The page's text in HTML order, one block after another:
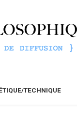
TECHNIQUE